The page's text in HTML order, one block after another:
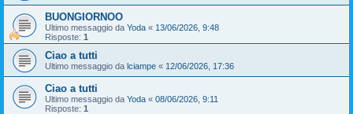
BUONGIORNOO
Ultimo messaggio da Yoda « 13/06/2026, 9:48
Risposte: 1
Ciao a tutti
Ultimo messaggio da lciampe « 12/06/2026, 17:36
Ciao a tutti
Ultimo messaggio da Yoda « 08/06/2026, 9:11
Risposte: 1